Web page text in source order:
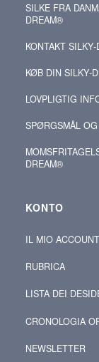
SILKE FRA
DREAM®
KONTAKT
KØB DIN
LOVPLIGTIG
SPØRGSMÅL OG
DREAM®
KONTO
IL MIO ACCOUNT
RUBRICA
LISTA DEI
CRONOLOGIA
NEWSLETTER